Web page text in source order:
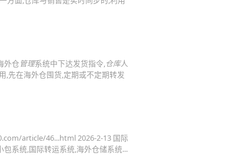
外仓管理系统中下达发货指令,仓库人
,先在海外仓囤货,定期或不定期转发
article/46...html 2026-2-13 国际
系统,国际转运系统,海外仓储系统...